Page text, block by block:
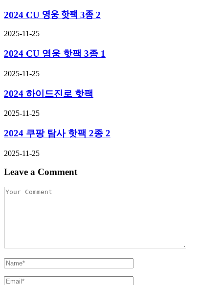
2024 CU 영웅 핫팩 3종 2
2025-11-25
2024 CU 영웅 핫팩 3종 1
2025-11-25
2024 하이드진로 핫팩
2025-11-25
2024 쿠팡 탐사 핫팩 2종 2
2025-11-25
Leave a Comment